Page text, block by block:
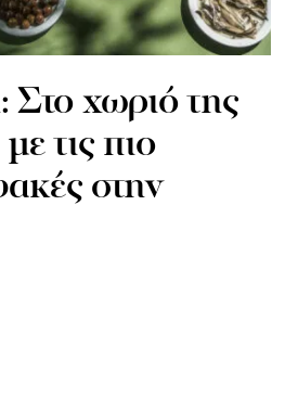
Στο χωριό της
τις πιο
στην